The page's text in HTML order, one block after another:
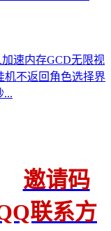
速内存GCD无限视
机不返回角色选择界
...
邀请码
联系方